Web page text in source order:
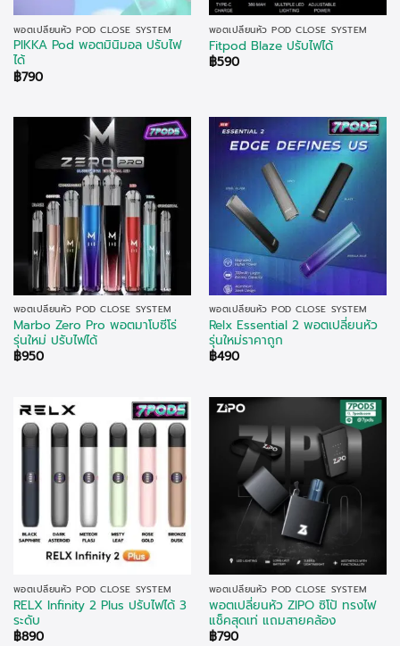
พอตเปลี่ยนหัว POD CLOSE SYSTEM
PIKKA Pod พอตมินิมอล ปรับไฟ
ได้
฿790
พอตเปลี่ยนหัว POD CLOSE SYSTEM
Fitpod Blaze ปรับไฟได้
฿590
พอตเปลี่ยนหัว POD CLOSE SYSTEM
Marbo Zero Pro พอตมาโบซีโร่
รุ่นใหม่ ปรับไฟได้
฿950
พอตเปลี่ยนหัว POD CLOSE SYSTEM
Relx Essential 2 พอตเปลี่ยนหัว
รุ่นใหม่ราคาถูก
฿490
พอตเปลี่ยนหัว POD CLOSE SYSTEM
RELX Infinity 2 Plus ปรับไฟได้ 3
ระดับ
฿890
พอตเปลี่ยนหัว POD CLOSE SYSTEM
พอตเปลี่ยนหัว ZIPO ซิโป้ ทรงไฟ
แช็คสุดเท่ แถมสายคล้อง
฿790